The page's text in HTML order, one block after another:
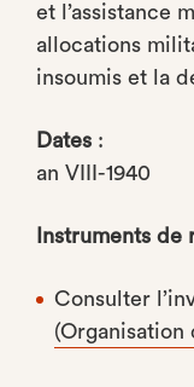
et l’assistance
allocations
insoumis et la
Dates :
an VIII-1940
Instruments de
Consulter
(Organisation